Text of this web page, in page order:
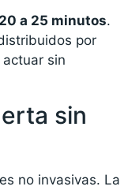
20 a 25 minutos.
por
sin
sin
no invasivas. La